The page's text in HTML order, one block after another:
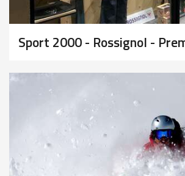
Sport 2000 - Rossignol -